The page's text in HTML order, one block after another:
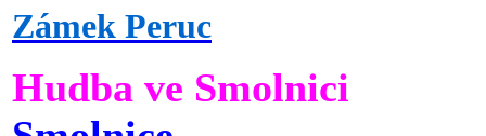
Zámek Peruc
Hudba ve Smolnici